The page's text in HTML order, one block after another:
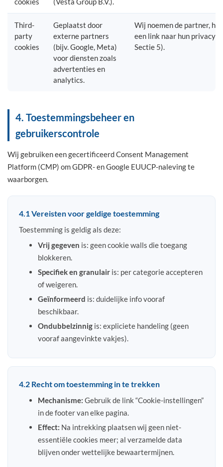
Third-
party
cookies
Geplaatst door
externe partners
(bijv. Google, Meta)
voor diensten zoals
advertenties en
analytics.
Wij noemen de partner,
een link naar hun
Sectie 5).
4. Toestemmingsbeheer en
gebruikerscontrole
Wij gebruiken een gecertificeerd Consent Management
Platform (CMP) om GDPR- en Google EUUCP-naleving te
waarborgen.
4.1 Vereisten voor geldige toestemming
Toestemming is geldig als deze:
Vrij gegeven is: geen cookie walls die toegang
blokkeren.
Specifiek en granulairis: per categorie accepteren
of weigeren.
Geïnformeerd is: duidelijke info vooraf
beschikbaar.
Ondubbelzinnigis: expliciete handeling (geen
vooraf aangevinkte vakjes).
4.2 Recht om toestemming in te trekken
Mechanisme: Gebruik de link “Cookie-instellingen”
in de footer van elke pagina.
Effect: Na intrekking plaatsen wij geen niet-
essentiële cookies meer; al verzamelde data
blijven onder wettelijke bewaartermijnen.